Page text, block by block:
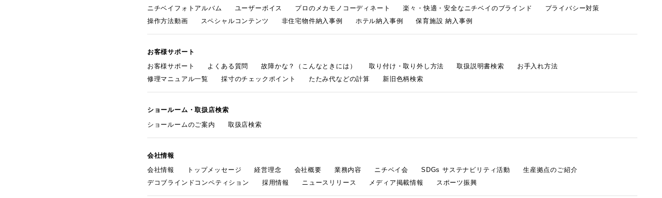
ニチベイフォトアルバム
ユーザーボイス プロのメカモノコーディネート 楽々・快適・安全なニチベイのブラインド
プライバシー対策
操作方法動画
スペシャルコンテンツ 非住宅物件納入事例 ホテル納入事例 保育施設 納入事例
お客様サポート
お客様サポート
よくある質問 故障かな？（こんなときには） 取り付け・取り外し方法 取扱説明書検索
お手入れ方法
修理マニュアル一覧
採寸のチェックポイント たたみ代などの計算 新旧色柄検索
ショールーム・取扱店検索
ショールームのご案内
取扱店検索
会社情報
会社情報
トップメッセージ 経営理念 会社概要 業務内容 ニチベイ会 SDGs サステナビリティ活動
生産拠点のご紹介
デコブラインドコンペティション
採用情報 ニュースリリース メディア掲載情報 スポーツ振興